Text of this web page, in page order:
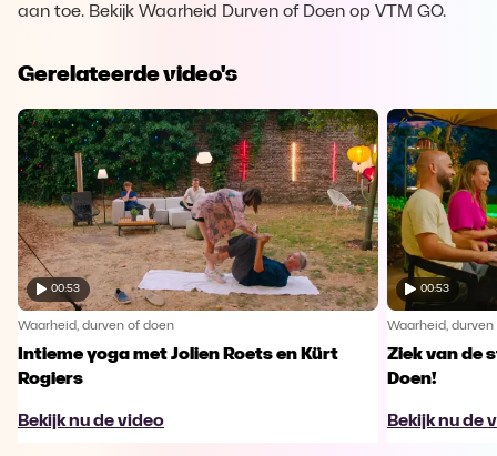
aan toe. Bekijk Waarheid Durven of Doen op VTM GO.
Gerelateerde video's
00:53
Waarheid, durven of doen
Intieme yoga met Jolien Roets en Kürt
Rogiers
Bekijk nu de video
00:53
Waarheid,
Ziek van de
Doen!
Bekijk nu de